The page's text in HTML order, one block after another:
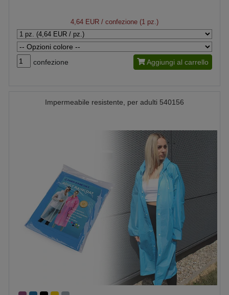
4,64 EUR / confezione (1 pz.)
confezione Aggiungi al carrello
Impermeabile resistente, per adulti 540156